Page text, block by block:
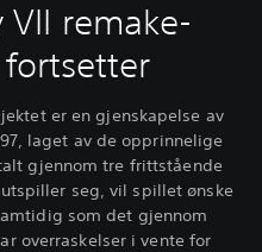
VII remake-
er en gjenskapelse av
laget av de opprinnelige
gjennom tre frittstående
seg, vil spillet ønske
som det gjennom
overraskelser i vente for